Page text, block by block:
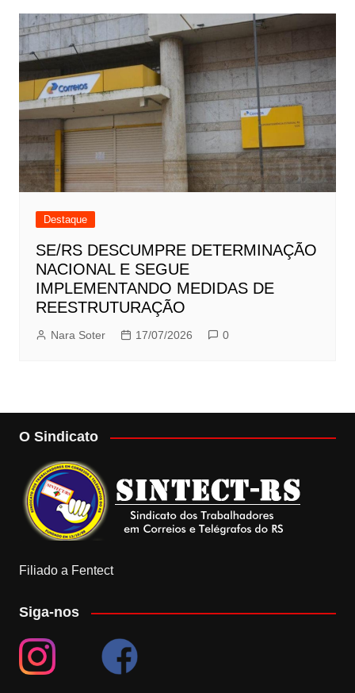
Destaque
SE/RS DESCUMPRE DETERMINAÇÃO
NACIONAL E SEGUE
IMPLEMENTANDO MEDIDAS DE
REESTRUTURAÇÃO
Nara Soter 17/07/2026 0
O Sindicato
Filiado a Fentect
Siga-nos